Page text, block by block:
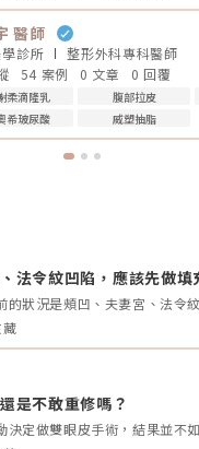
醫師
診所 整形外科專科醫師
54 案例 0 文章 0 回覆
柔滴隆乳 腹部拉皮
希玻尿酸
威塑抽脂
法令紋凹陷，應該先做填
藏
是不敢重修嗎？